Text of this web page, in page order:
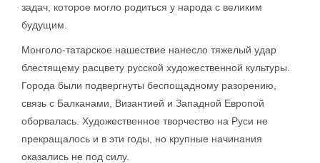
задач, которое могло родиться у народа с великим
будущим.
Монголо-татарское нашествие нанесло тяжелый удар
блестящему расцвету русской художественной культуры.
Города были подвергнуты беспощадному разорению,
связь с Балканами, Византией и Западной Европой
оборвалась. Художественное творчество на Руси не
прекращалось и в эти годы, но крупные начинания
оказались не под силу.